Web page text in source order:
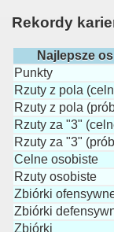
Rekordy
Najlepsze
Punkty
Rzuty z pola
Rzuty z pola
Rzuty za "3"
Rzuty za "3"
Celne osobiste
Rzuty osobiste
Zbiórki
Zbiórki
Zbiórki